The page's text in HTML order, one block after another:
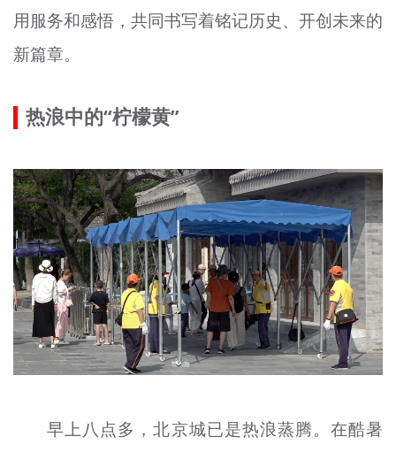
文明评论
北京宣传文化引导基金
宣传思想文化人才
资料库
+
用服务和感悟，共同书写着铭记历史、开创未来的
新篇章。
热浪中的“柠檬黄”
早上八点多，北京城已是热浪蒸腾。在酷暑